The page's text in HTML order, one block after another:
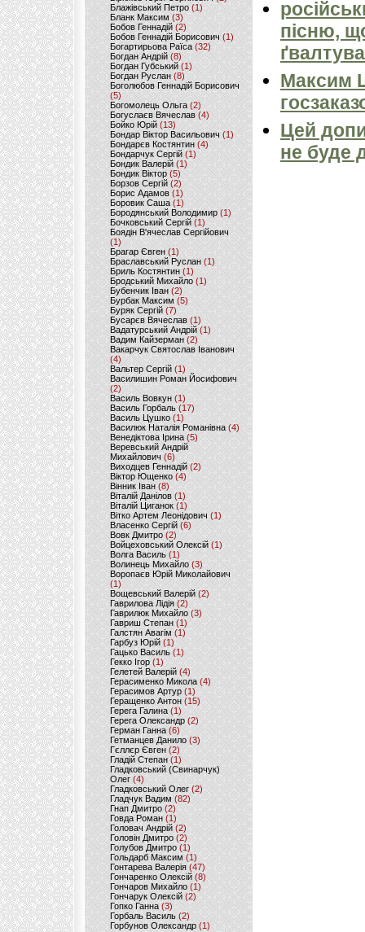
Блажівський Петро (1)
Бланк Максим(3)
Бобов Геннадій (2)
Бобов Геннадій Борисович (1)
Богартирьова Раїса (32)
Богдан Андрій(8)
Богдан Губський (1)
Богдан Руслан(8)
Боголюбов Геннадій Борисович
(5)
Богомолець Ольга (2)
Богуслаєв Вячеслав (4)
Бойко Юрій (13)
Бондар Віктор Васильович (1)
Бондарєв Костянтин (4)
Бондарчук Сергій(1)
Бондик Валерій (1)
Бондик Віктор(5)
Борзов Сергiй (2)
Борис Адамов(1)
Боровик Саша (1)
Бородянський Володимир (1)
Бочковський Сергій (1)
Боядін В'ячеслав Сергійович
(1)
Брагар Євген (1)
Браславський Руслан (1)
Бриль Костянтин (1)
Бродський Михайло (1)
Бубенчик Іван(2)
Бурбак Максим (5)
Буряк Сергій (7)
Бусарєв Вячеслав (1)
Вадатурський Андрій (1)
Вадим Кайзерман (2)
Вакарчук Святослав Іванович
(4)
Вальтер Сергій (1)
Василишин Роман Йосифович
(2)
Василь Вовкун (1)
Василь Горбаль (17)
Василь Цушко (1)
Василюк Наталія Романівна (4)
Венедіктова Ірина(5)
Веревський Андрій
Михайлович (6)
Виходцев Геннадій (2)
Віктор Ющенко (4)
Вінник Іван (8)
Віталій Данілов (1)
Віталій Циганок (1)
Вітко Артем Леонідович(1)
Власенко Сергій (6)
Вовк Дмитро(2)
Войцеховський Олексій(1)
Волга Василь (1)
Волинець Михайло (3)
Воропаєв Юрій Миколайович
(1)
Вощевський Валерій(2)
Гаврилова Лідія (2)
Гаврилюк Михайло (3)
Гавриш Степан (1)
Галстян Авагім (1)
Гарбуз Юрій (1)
Гацько Василь (1)
Гекко Ігор(1)
Гелетей Валерій (4)
Герасименко Микола (4)
Герасимов Артур (1)
Геращенко Антон(15)
Герега Галина (1)
Герега Олександр (2)
Герман Ганна (6)
Гетманцев Данило (3)
Гєллєр Євген (2)
Гладій Степан(1)
Гладковський (Свинарчук)
Олег (4)
Гладковський Олег (2)
Гладчук Вадим (82)
Гнап Дмитро (2)
Говда Роман(1)
Головач Андрій (2)
Головін Дмитро (2)
Голубов Дмитро (1)
Гольдарб Максим(1)
Гонтарева Валерія (47)
Гончаренко Олексій(8)
Гончаров Михайло (1)
Гончарук Олексій (2)
Гопко Ганна (3)
Горбаль Василь (2)
Горбунов Олександр (1)
пісню,
Максим
Цей
не буде